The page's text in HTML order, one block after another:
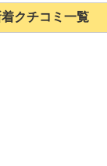
クチコミ一覧